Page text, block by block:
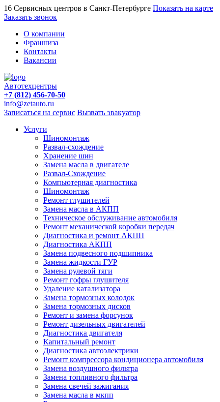
16 Сервисных центров в Санкт-Петербурге Показать на карте
Заказать звонок
О компании
Франшиза
Контакты
Вакансии
Автотехцентры
+7 (812) 456-70-50
info@zetauto.ru
Записаться на сервис Вызвать эвакуатор
Услуги
Шиномонтаж
Развал-схождение
Хранение шин
Замена масла в двигателе
Развал-Схождение
Компьютерная диагностика
Шиномонтаж
Ремонт глушителей
Замена масла в АКПП
Техническое обслуживание автомобиля
Ремонт механической коробки передач
Диагностика и ремонт АКПП
Диагностика АКПП
Замена подвесного подшипника
Замена жидкости ГУР
Замена рулевой тяги
Ремонт гофры глушителя
Удаление катализатора
Замена тормозных колодок
Замена тормозных дисков
Ремонт и замена форсунок
Ремонт дизельных двигателей
Диагностика двигателя
Капитальный ремонт
Диагностика автоэлектрики
Ремонт компрессора кондиционера автомобиля
Замена воздушного фильтра
Замена топливного фильтра
Замена свечей зажигания
Замена масла в мкпп